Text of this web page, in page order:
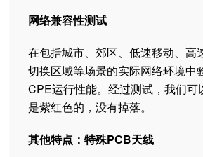
网络兼容性测试
在包括城市、郊区、低速移动、高
切换区域等场景的实际网络环境中
CPE运行性能。经过测试，我们可
是紫红色的，没有掉落。
其他特点：特殊PCB天线